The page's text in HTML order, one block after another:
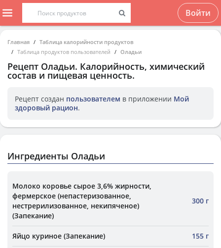
Войти
Главная
Таблица калорийности продуктов
Таблица продуктов пользователей
Оладьи
Рецепт Оладьи. Калорийность, химический
состав и пищевая ценность.
Рецепт создан пользователем в приложении Мой
здоровый рацион.
Ингредиенты Оладьи
Молоко коровье сырое 3,6% жирности,
фермерское (непастеризованное,
нестрерилизованное, некипяченое)
(Запекание)
300 г
Яйцо куриное (Запекание) 155 г